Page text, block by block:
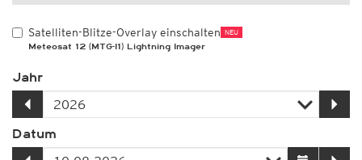
Satelliten-Blitze-Overlay einschalten NEU
Meteosat 12 (MTG-I1) Lightning Imager
Jahr
Datum